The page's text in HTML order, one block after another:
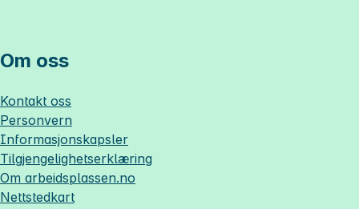
Om oss
Kontakt oss
Personvern
Informasjonskapsler
Tilgjengelighetserklæring
Om arbeidsplassen.no
Nettstedkart